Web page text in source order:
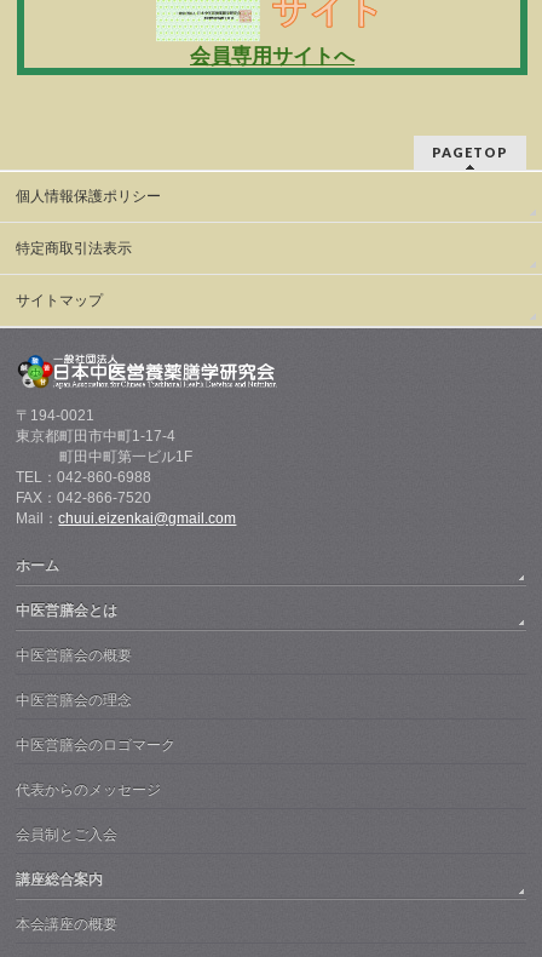
会員専用サイトへ
PAGETOP
個人情報保護ポリシー
特定商取引法表示
サイトマップ
〒194-0021
東京都町田市中町1-17-4
町田中町第一ビル1F
TEL：042-860-6988
FAX：042-866-7520
Mail：chuui.eizenkai@gmail.com
ホーム
中医営膳会とは
中医営膳会の概要
中医営膳会の理念
中医営膳会のロゴマーク
代表からのメッセージ
会員制とご入会
講座総合案内
本会講座の概要